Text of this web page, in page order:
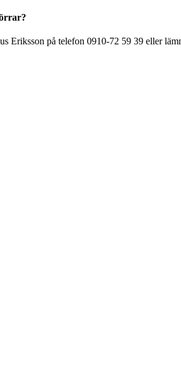
Eriksson på telefon 0910-72 59 39 eller